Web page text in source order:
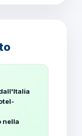
nella